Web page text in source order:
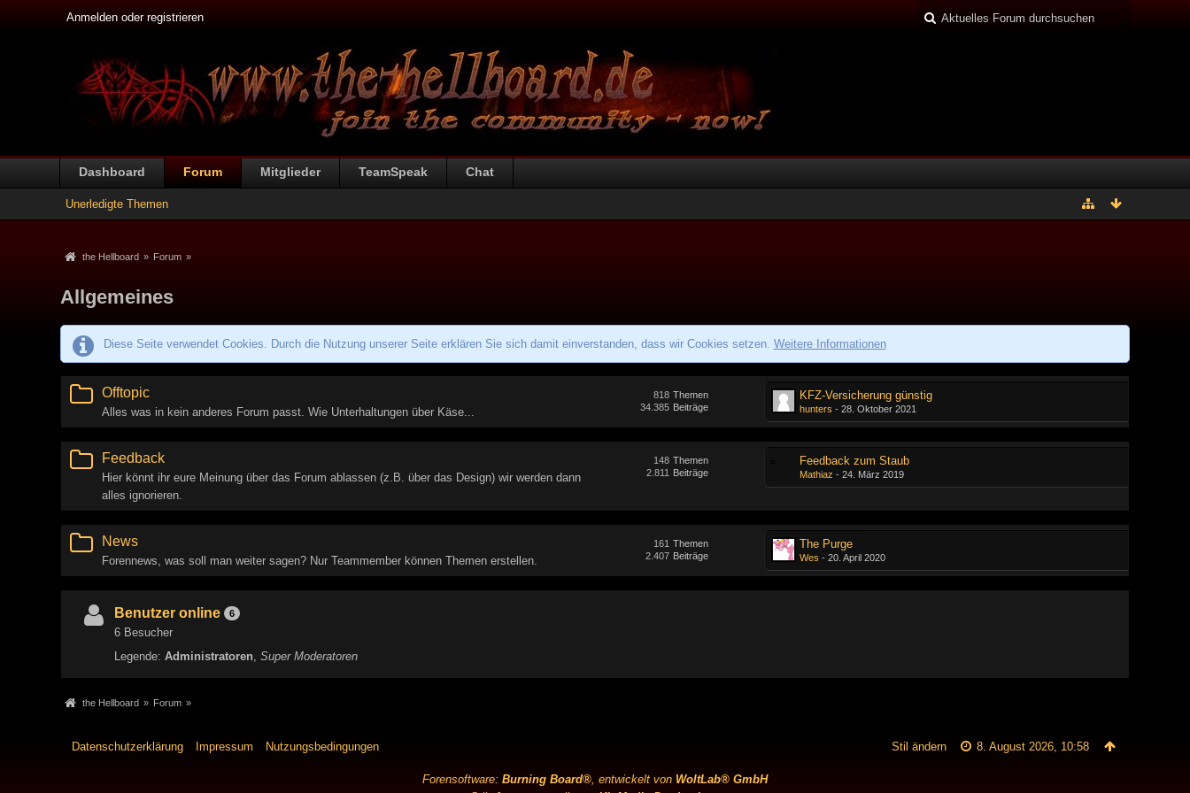
Anmelden oder registrieren
Dashboard Forum Mitglieder TeamSpeak Chat
Unerledigte Themen
the Hellboard » Forum »
Allgemeines
Diese Seite verwendet Cookies. Durch die Nutzung unserer Seite erklären Sie sich damit einverstanden, dass wir Cookies setzen. Weitere Informationen
Offtopic
Alles was in kein anderes Forum passt. Wie Unterhaltungen über Käse...
Themen
818
Beiträge
34.385
KFZ-Versicherung günstig
hunters -28. Oktober 2021
Feedback
Hier könnt ihr eure Meinung über das Forum ablassen (z.B. über das Design) wir werden dann
alles ignorieren.
Themen
148
Beiträge
2.811
Feedback zum Staub
Mathiaz -24. März 2019
News
Forennews, was soll man weiter sagen? Nur Teammember können Themen erstellen.
Themen
161
Beiträge
2.407
The Purge
Wes -20. April 2020
Benutzer online 6
6 Besucher
Legende: Administratoren Super Moderatoren
the Hellboard » Forum »
Datenschutzerklärung Impressum Nutzungsbedingungen 8. August 2026, 10:58
Stil ändern
Forensoftware: Burning Board®, entwickelt von WoltLab® GmbH